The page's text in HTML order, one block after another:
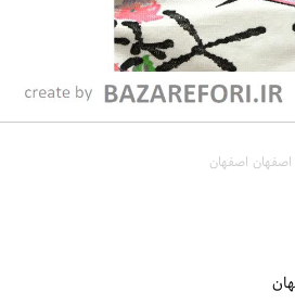
اصفهان اصفهان